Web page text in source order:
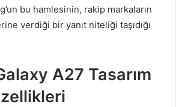
bu hamlesinin, rakip markaların
verdiği bir yanıt niteliği taşıdığı
A27 Tasarım